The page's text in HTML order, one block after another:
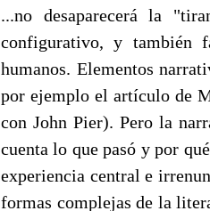
...no desaparecerá la
configurativo, y también
humanos. Elementos
por ejemplo el artículo de
con John Pier). Pero la
cuenta lo que pasó y por
experiencia central e
formas complejas de la